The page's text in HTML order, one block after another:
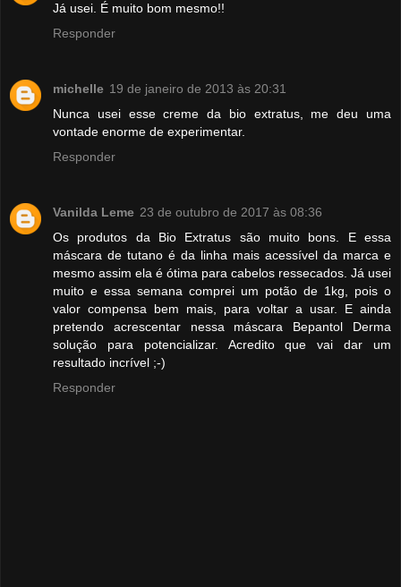
Já usei. É muito bom mesmo!!
Responder
michelle 19 de janeiro de 2013 às 20:31
Nunca usei esse creme da bio extratus, me deu uma
vontade enorme de experimentar.
Responder
Vanilda Leme 23 de outubro de 2017 às 08:36
Os produtos da Bio Extratus são muito bons. E essa
máscara de tutano é da linha mais acessível da marca e
mesmo assim ela é ótima para cabelos ressecados. Já usei
muito e essa semana comprei um potão de 1kg, pois o
valor compensa bem mais, para voltar a usar. E ainda
pretendo acrescentar nessa máscara Bepantol Derma
solução para potencializar. Acredito que vai dar um
resultado incrível ;-)
Responder